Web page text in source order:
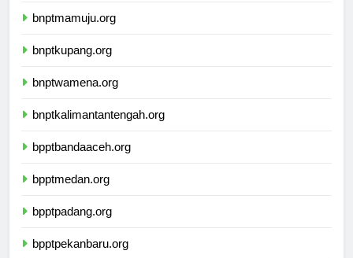
bnptmamuju.org
bnptkupang.org
bnptwamena.org
bnptkalimantantengah.org
bpptbandaaceh.org
bpptmedan.org
bpptpadang.org
bpptpekanbaru.org